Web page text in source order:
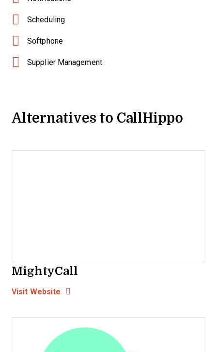
Scheduling
Softphone
Supplier Management
Alternatives to CallHippo
MightyCall
Visit Website Opens New Window